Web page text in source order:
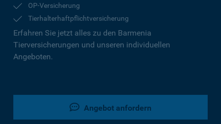
OP-Versicherung
Tierhalterhaftpflichtversicherung
Erfahren Sie jetzt alles zu den Barmenia
Tierversicherungen und unseren individuellen
Angeboten.
Angebot anfordern